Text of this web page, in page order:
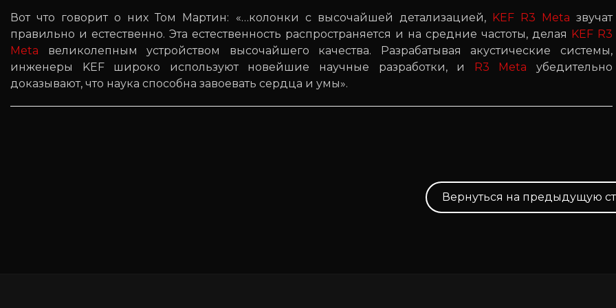
Вот что говорит о них Том Мартин: «…колонки с высочайшей детализацией, KEF R3 Meta звучат
правильно и естественно. Эта естественность распространяется и на средние частоты, делая KEF R3
Meta великолепным устройством высочайшего качества. Разрабатывая акустические системы,
инженеры KEF широко используют новейшие научные разработки, и R3 Meta убедительно
доказывают, что наука способна завоевать сердца и умы».
Вернуться на предыдущую